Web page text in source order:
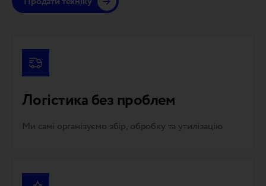
Логістика без проблем
Ми самі організуємо збір, обробку та утилізацію